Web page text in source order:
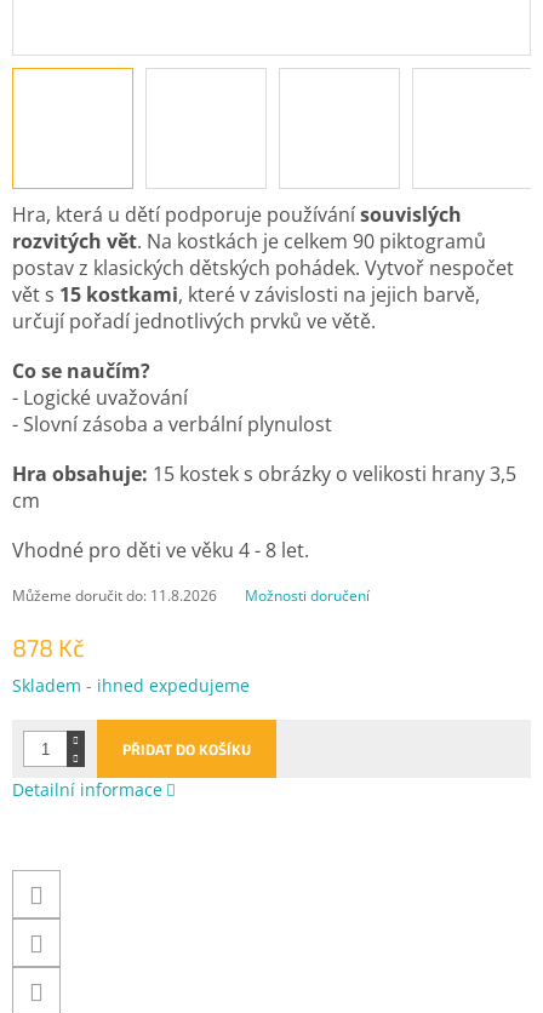
878 Kč
Měrná
Skladem - ihned expedujeme
Můžeme doručit do: 11.8.2026 Možnosti doručení
PŘIDAT DO KOŠÍKU
Hra, která u dětí podporuje používánísouvislých
rozvitých vět. Na kostkách je celkem 90 piktogramů
postav z klasických dětských pohádek. Vytvoř nespočet
vět s 15 kostkami, které v závislosti na jejich barvě,
určují pořadí jednotlivých prvků ve větě.
Co se naučím?
- Logické uvažování
- Slovní zásoba a verbální plynulost
Hra obsahuje: 15 kostek s obrázky o velikosti hrany 3,5
cm
Vhodné pro děti ve věku 4 - 8 let.
Detailní informace